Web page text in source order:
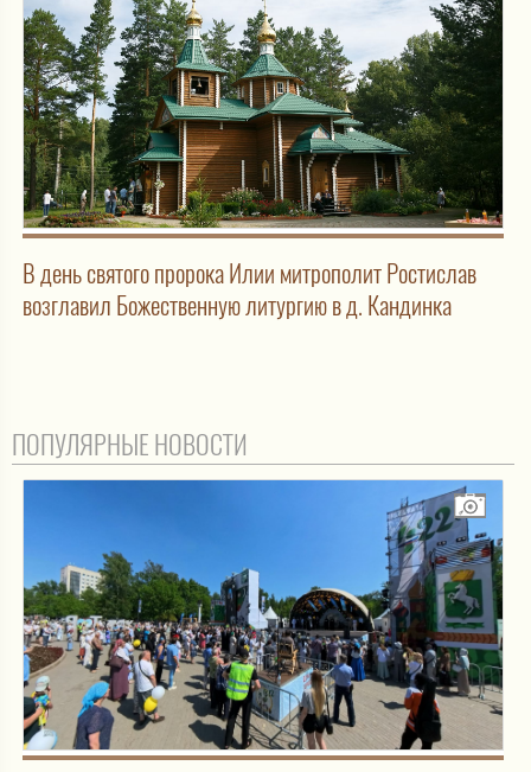
В день святого пророка Илии митрополит Ростислав
возглавил Божественную литургию в д. Кандинка
ПОПУЛЯРНЫЕ НОВОСТИ